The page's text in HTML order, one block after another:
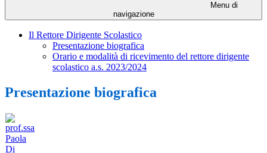
Menu di
navigazione
Il Rettore Dirigente Scolastico
Presentazione biografica
Orario e modalità di ricevimento del rettore dirigente
scolastico a.s. 2023/2024
Presentazione biografica